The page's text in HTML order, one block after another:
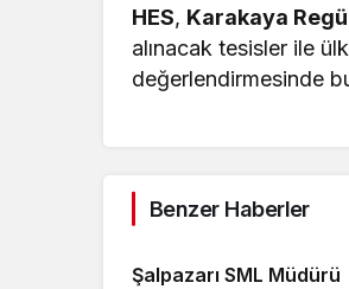
HES, Karakaya
alınacak tesisler ile
değerlendirmesinde
Benzer Haberler
Şalpazarı SML Müdürü